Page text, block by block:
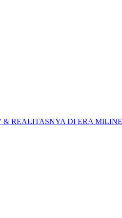
REALITASNYA DI ERA